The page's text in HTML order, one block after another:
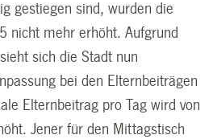
gestiegen sind, wurden die
nicht mehr erhöht. Aufgrund
sich die Stadt nun
bei den Elternbeiträgen
Elternbeitrag pro Tag wird von
Jener für den Mittagstisch